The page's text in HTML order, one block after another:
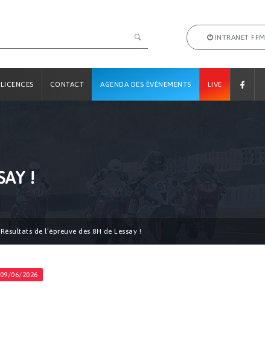
INTRANET FFM
CONTACT AGENDA DES ÉVÉNEMENTS LIVE
!
de l’épreuve des 8H de Lessay !
06/2026